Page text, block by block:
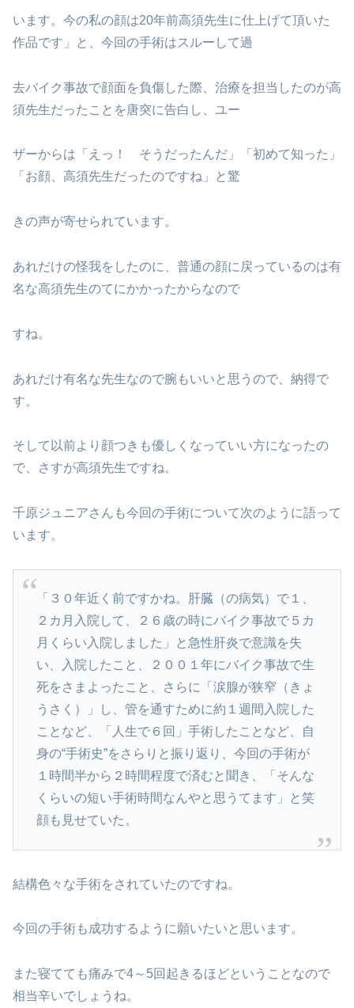
います。今の私の顔は20年前高須先生に仕上げて頂いた
作品です」と、今回の手術はスルーして過
去バイク事故で顔面を負傷した際、治療を担当したのが高
須先生だったことを唐突に告白し、ユー
ザーからは「えっ！ そうだったんだ」「初めて知った」
「お顔、高須先生だったのですね」と驚
きの声が寄せられています。
あれだけの怪我をしたのに、普通の顔に戻っているのは有
名な高須先生のてにかかったからなので
すね。
あれだけ有名な先生なので腕もいいと思うので、納得で
す。
そして以前より顔つきも優しくなっていい方になったの
で、さすが高須先生ですね。
千原ジュニアさんも今回の手術について次のように語って
います。
「３０年近く前ですかね。肝臓（の病気）で１、
２カ月入院して、２６歳の時にバイク事故で５カ
月くらい入院しました」と急性肝炎で意識を失
い、入院したこと、２００１年にバイク事故で生
死をさまよったこと、さらに「涙腺が狭窄（きょ
うさく）」し、管を通すために約１週間入院した
ことなど、「人生で６回」手術したことなど、自
身の“手術史”をさらりと振り返り、今回の手術が
１時間半から２時間程度で済むと聞き、「そんな
くらいの短い手術時間なんやと思うてます」と笑
顔も見せていた。
結構色々な手術をされていたのですね。
今回の手術も成功するように願いたいと思います。
また寝てても痛みで4～5回起きるほどということなので
相当辛いでしょうね。